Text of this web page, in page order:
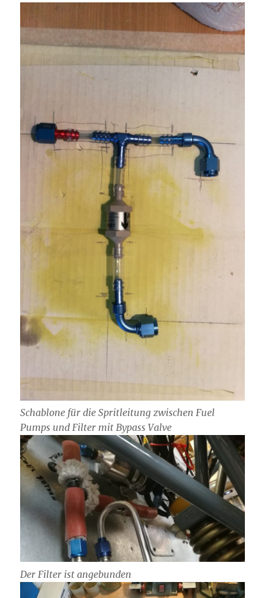
Schablone für die Spritleitung zwischen Fuel
Pumps und Filter mit Bypass Valve
Der Filter ist angebunden